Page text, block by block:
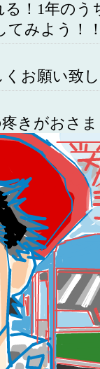
！1年のう
てみよう！
お願い致
きがおさ